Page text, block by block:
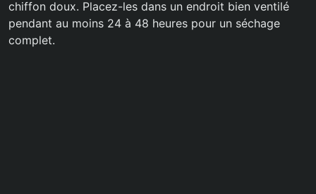
chiffon doux. Placez-les dans un endroit bien ventilé
pendant au moins 24 à 48 heures pour un séchage
complet.